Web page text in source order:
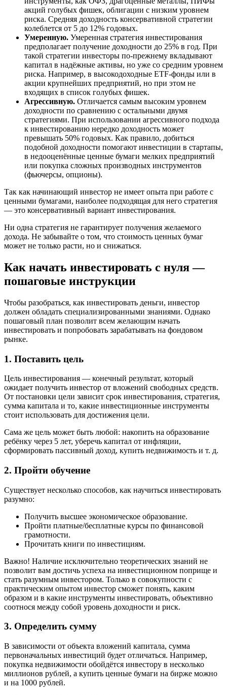
акций голубых фишек, облигации с низким уровнем
риска. Средняя доходность консервативной стратегии
колеблется от 5 до 12% годовых.
Умеренную. Умеренная стратегия инвестирования
предполагает получение доходности до 25% в год. При
такой стратегии инвесторы по-прежнему вкладывают
капитал в надёжные активы, но уже со средним уровнем
риска. Например, в высокодоходные ETF-фонды или в
акции крупнейших предприятий, но при этом не
входящих в список голубых фишек.
Агрессивную. Отличается самым высоким уровнем
доходности по сравнению с остальными двумя
стратегиями. При использовании агрессивного подхода
к инвестированию нередко доходность может
превышать 50% годовых. Как правило, добиться
подобной доходности помогают инвестиции в стартапы,
в недооценённые ценные бумаги мелких предприятий
или покупка сложных производных инструментов
(фьючерсы, опционы).
Так как начинающий инвестор не имеет опыта при работе с
ценными бумагами, наиболее подходящая для него стратегия
— это консервативный вариант инвестирования.
Ни одна стратегия не гарантирует получения желаемого
дохода. Не забывайте о том, что стоимость ценных бумаг
может не только расти, но и снижаться.
Как начать инвестировать с нуля —
пошаговые инструкции
Чтобы разобраться, как инвестировать деньги, инвестор
должен обладать специализированными знаниями. Однако
пошаговый план позволит всем желающим начать
инвестировать и попробовать зарабатывать на фондовом
рынке.
1. Поставить цель
Цель инвестирования — конечный результат, который
ожидает получить инвестор от вложений свободных средств.
От постановки цели зависит срок инвестирования, стратегия,
сумма капитала и то, какие инвестиционные инструменты
стоит использовать для достижения цели.
Сама же цель может быть любой: накопить на образование
ребёнку через 5 лет, уберечь капитал от инфляции,
сформировать пассивный доход, купить недвижимость и т. д.
2. Пройти обучение
Существует несколько способов, как научиться инвестировать
разумно:
Получить высшее экономическое образование.
Пройти платные/бесплатные курсы по финансовой
грамотности.
Прочитать книги по инвестициям.
Важно! Наличие исключительно теоретических знаний не
позволит вам достичь успеха на инвестиционном поприще и
стать разумным инвестором. Только в совокупности с
практическим опытом инвестор сможет понять, каким
образом и в какие инструменты инвестировать, объективно
соотнося между собой уровень доходности и риск.
3. Определить сумму
В зависимости от объекта вложений капитала, сумма
первоначальных инвестиций будет отличаться. Например,
покупка недвижимости обойдётся инвестору в несколько
миллионов рублей, а купить ценные бумаги на бирже можно
и на 1000 рублей.